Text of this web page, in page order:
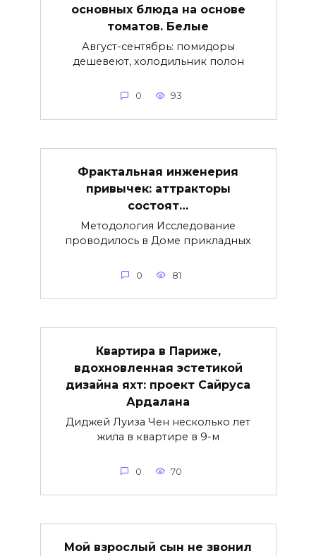
основных блюда на основе
томатов. Белые
Август-сентябрь: помидоры
дешевеют, холодильник полон
0 93
Фрактальная инженерия
привычек: аттракторы
состоят…
Методология Исследование
проводилось в Доме прикладных
0 81
Квартира в Париже,
вдохновленная эстетикой
дизайна яхт: проект Сайруса
Ардалана
Диджей Луиза Чен несколько лет
жила в квартире в 9-м
0 70
Мой взрослый сын не звонил